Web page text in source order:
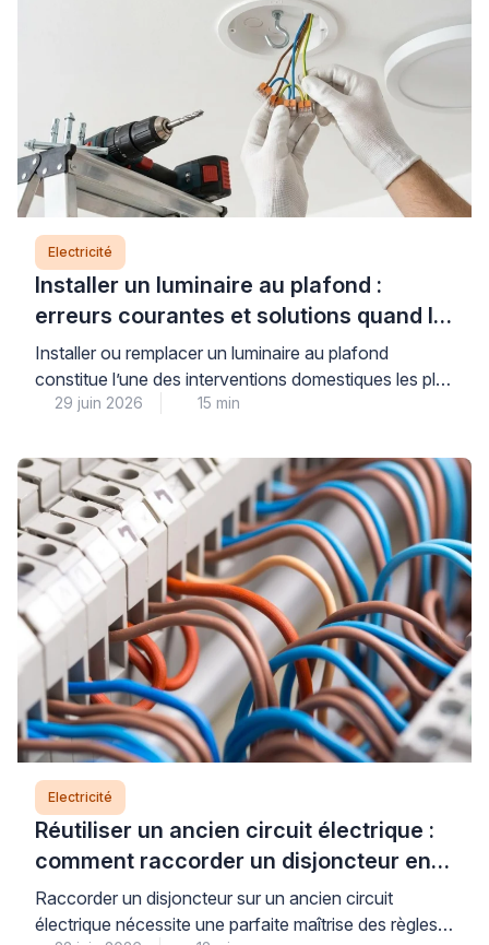
requise. Comprendre ces règles […]
Electricité
Installer un luminaire au plafond :
erreurs courantes et solutions quand le
support bloque
Installer ou remplacer un luminaire au plafond
constitue l’une des interventions domestiques les plus
courantes, mais elle soulève des questions légitimes
Lorsque le support résiste au perçage, que le
système de raccordement semble incompréhensible
ou que le poids du luminaire vous inquiète, il est
parfaitement légitime d’hésiter […]
29 juin 2026 15 min
Electricité
Réutiliser un ancien circuit électrique :
comment raccorder un disjoncteur en
toute sécurité
Raccorder un disjoncteur sur un ancien circuit
électrique nécessite une parfaite maîtrise des règles